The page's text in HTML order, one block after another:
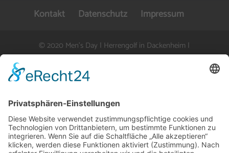
Kontakt Datenschutz Impressum
© 2020 Men's Day | Herrengolf in Dackenheim |